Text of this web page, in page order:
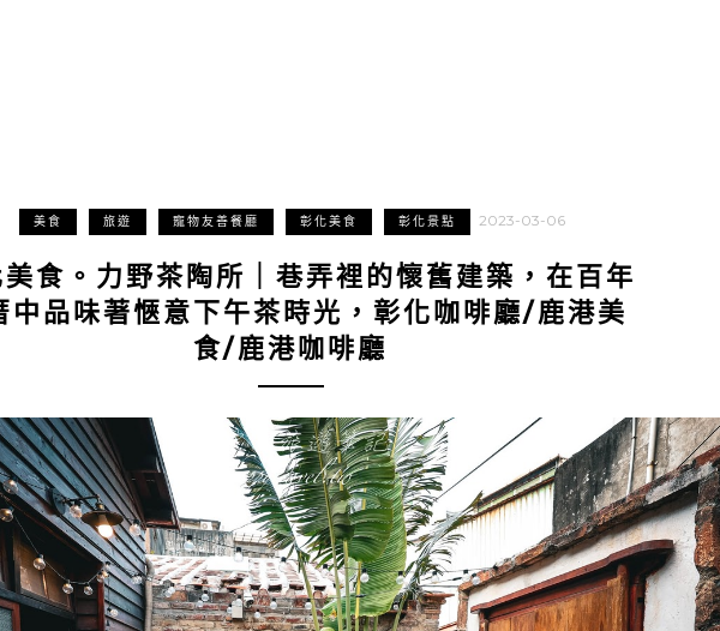
美食 旅遊 寵物友善餐廳 彰化美食 彰化景點 2023-03-06
食。力野茶陶所｜巷弄裡的懷舊建築，在百年
中品味著愜意下午茶時光，彰化咖啡廳/鹿港美
食/鹿港咖啡廳